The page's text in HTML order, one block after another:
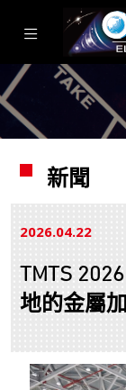
新聞
2026.0422
TMTS
地的金屬